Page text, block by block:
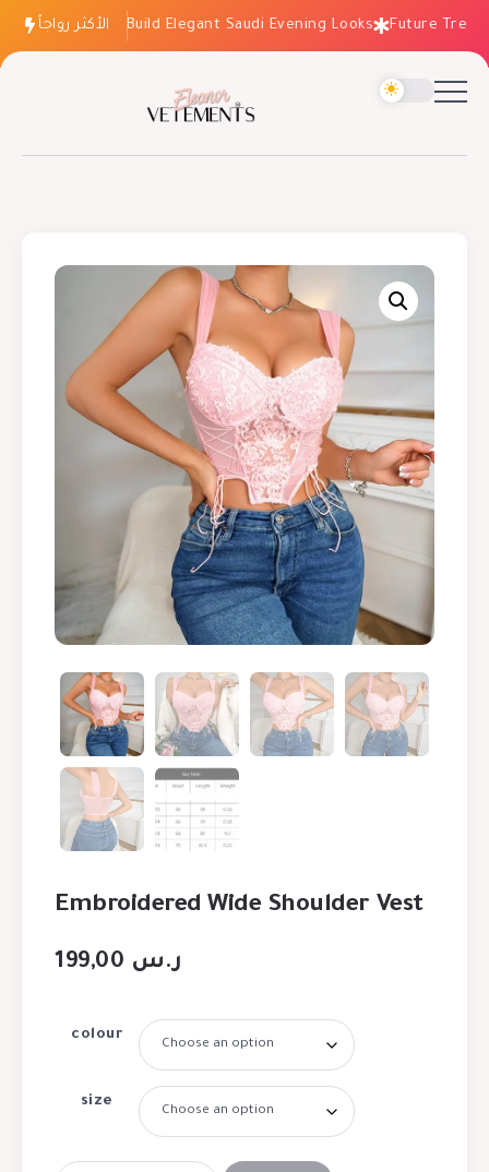
الأكثر رواجاً
How to Build Elegant Saudi Evening Looks Future Trends:
Embroidered Wide Shoulder Vest
ر.س
colour
size